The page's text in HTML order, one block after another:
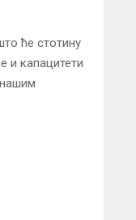
ће стотину
и капацитети